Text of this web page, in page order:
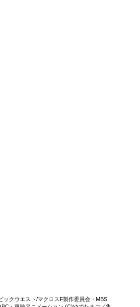
クウエスト/マクロスF製作委員会・MBS